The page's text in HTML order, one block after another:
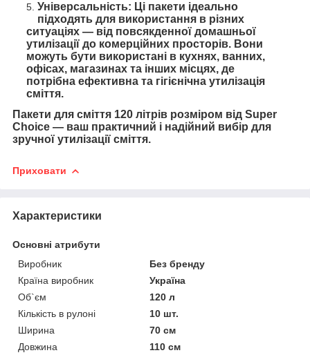
Універсальність: Ці пакети ідеально
підходять для використання в різних
ситуаціях — від повсякденної домашньої
утилізації до комерційних просторів. Вони
можуть бути використані в кухнях, ванних,
офісах, магазинах та інших місцях, де
потрібна ефективна та гігієнічна утилізація
сміття.
Пакети для сміття 120 літрів розміром від Super
Choice — ваш практичний і надійний вибір для
зручної утилізації сміття.
Приховати
Характеристики
Основні атрибути
Виробник
Без бренду
Країна виробник
Україна
Об`єм
120 л
Кількість в рулоні
10 шт.
Ширина
70 см
Довжина
110 см